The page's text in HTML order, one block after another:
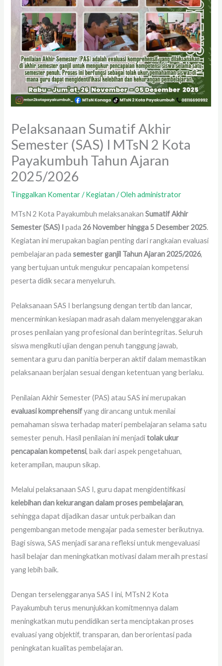
Pelaksanaan Sumatif Akhir
Semester (SAS) I MTsN 2 Kota
Payakumbuh Tahun Ajaran
2025/2026
Tinggalkan Komentar /Kegiatan / Olehadministrator
MTsN 2 Kota Payakumbuh melaksanakanSumatif Akhir
Semester (SAS) I pada26 November hingga 5 Desember 2025.
Kegiatan ini merupakan bagian penting dari rangkaian evaluasi
pembelajaran padasemester ganjil Tahun Ajaran 2025/2026,
yang bertujuan untuk mengukur pencapaian kompetensi
peserta didik secara menyeluruh.
Pelaksanaan SAS I berlangsung dengan tertib dan lancar,
mencerminkan kesiapan madrasah dalam menyelenggarakan
proses penilaian yang profesional dan berintegritas. Seluruh
siswa mengikuti ujian dengan penuh tanggung jawab,
sementara guru dan panitia berperan aktif dalam memastikan
pelaksanaan berjalan sesuai dengan ketentuan yang berlaku.
Penilaian Akhir Semester (PAS) atau SAS ini merupakan
evaluasi komprehensifyang dirancang untuk menilai
pemahaman siswa terhadap materi pembelajaran selama satu
semester penuh. Hasil penilaian ini menjaditolak ukur
pencapaian kompetensi, baik dari aspek pengetahuan,
keterampilan, maupun sikap.
Melalui pelaksanaan SAS I, guru dapat mengidentifikasi
kelebihan dan kekurangan dalam proses pembelajaran,
sehingga dapat dijadikan dasar untuk perbaikan dan
pengembangan metode mengajar pada semester berikutnya.
Bagi siswa, SAS menjadi sarana refleksi untuk mengevaluasi
hasil belajar dan meningkatkan motivasi dalam meraih prestasi
yang lebih baik.
Dengan terselenggaranya SAS I ini, MTsN 2 Kota
Payakumbuh terus menunjukkan komitmennya dalam
meningkatkan mutu pendidikan serta menciptakan proses
evaluasi yang objektif, transparan, dan berorientasi pada
peningkatan kualitas pembelajaran.